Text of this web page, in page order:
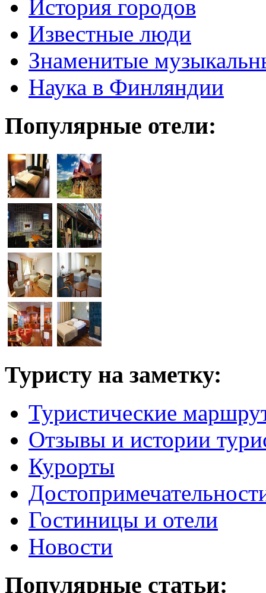
История городов
Известные люди
Знаменитые
Наука в Финляндии
Популярные отели:
Туристу на заметку:
Туристические
Отзывы и истории
Курорты
Гостиницы и отели
Новости
Популярные статьи: